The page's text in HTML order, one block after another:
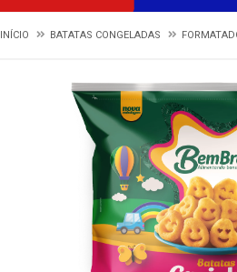
INÍCIO BATATAS CONGELADAS